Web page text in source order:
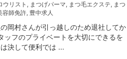
ウリスト , まつげパーマ, まつ毛エクステ, まつ
容師免許, 豊中求人
岡村さんが引っ越しのため退社してか
ッフのプライベートを大切にできるを
決して便利では ...